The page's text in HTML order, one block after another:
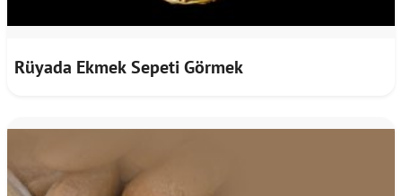
Rüyada Ekmek Sepeti Görmek